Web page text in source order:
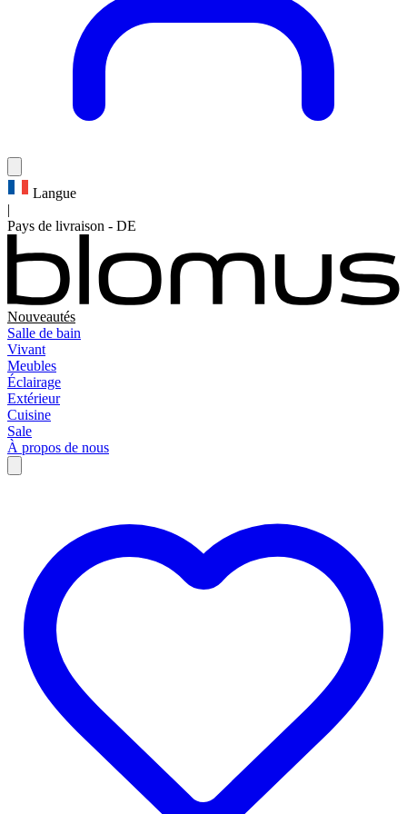
Langue
|
Pays de livraison - DE
Nouveautés
Salle de bain
Vivant
Meubles
Éclairage
Extérieur
Cuisine
Sale
À propos de nous